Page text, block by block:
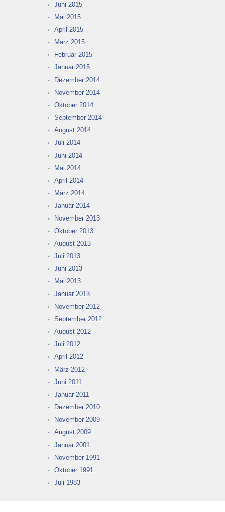
Juni 2015
Mai 2015
April 2015
März 2015
Februar 2015
Januar 2015
Dezember 2014
November 2014
Oktober 2014
September 2014
August 2014
Juli 2014
Juni 2014
Mai 2014
April 2014
März 2014
Januar 2014
November 2013
Oktober 2013
August 2013
Juli 2013
Juni 2013
Mai 2013
Januar 2013
November 2012
September 2012
August 2012
Juli 2012
April 2012
März 2012
Juni 2011
Januar 2011
Dezember 2010
November 2009
August 2009
Januar 2001
November 1991
Oktober 1991
Juli 1983